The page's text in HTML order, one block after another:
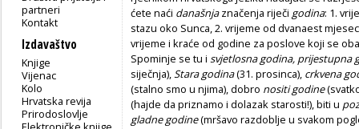
partneri
Kontakt
Izdavaštvo
Knjige
Vijenac
Kolo
Hrvatska revija
Prirodoslovlje
ćete naći današnjaznačenja riječi godina: 1.
stazu oko Sunca, 2. vrijeme od dvanaest
vrijeme i kraće od godine za poslove koji se
Spominje se tu i svjetlosna godina, prijestupna
siječnja), Stara godina(31. prosinca), crkvena
(stalno smo u njima), dobro nositi godine
(hajde da priznamo i dolazak starosti!), biti u
gladne godine(mršavo razdoblje u svakom